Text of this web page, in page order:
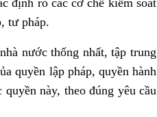
rõ các cơ chế kiểm soát
tư pháp.
nước thống nhất, tập trung
quyền lập pháp, quyền hành
này, theo đúng yêu cầu